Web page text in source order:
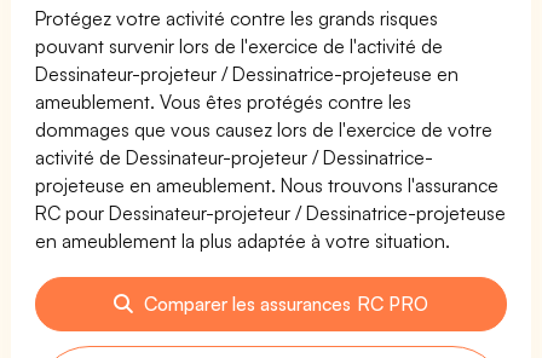
Protégez votre activité contre les grands risques
pouvant survenir lors de l'exercice de l'activité de
Dessinateur-projeteur / Dessinatrice-projeteuse en
ameublement. Vous êtes protégés contre les
dommages que vous causez lors de l'exercice de votre
activité de Dessinateur-projeteur / Dessinatrice-
projeteuse en ameublement. Nous trouvons l'assurance
RC pour Dessinateur-projeteur / Dessinatrice-projeteuse
en ameublement la plus adaptée à votre situation.
Comparer les assurances RC PRO